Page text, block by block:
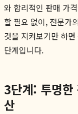
와 합리적인 판매 가
할 필요 없이, 전문가
것을 지켜보기만 하
단계입니다.
3단계: 투명한
산